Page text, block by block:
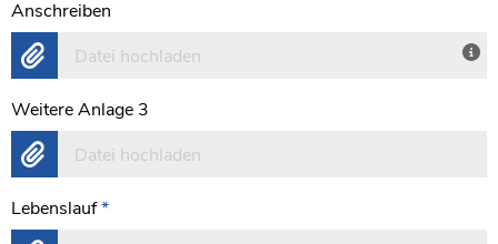
Anschreiben
Datei hochladen
Weitere Anlage 3
Datei hochladen
Lebenslauf*